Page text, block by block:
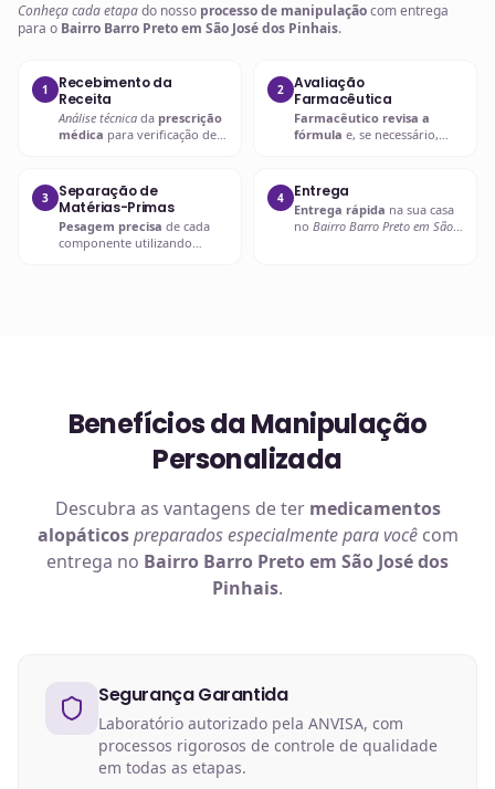
Conheça cada etapado nosso processo de manipulaçãocom entrega
para o Bairro Barro Preto em São José dos Pinhais.
1
Recebimento da
Receita
Análise técnica da prescrição
médica para verificação de
2
Avaliação
Farmacêutica
Farmacêutico revisa a
fórmula e, se necessário,
esclarecimentos.
3
Separação de
Matérias-Primas
Pesagem precisa de cada
componente utilizando
4 Entrega
Entrega rápida na sua casa
no Bairro Barro Preto em São
Benefícios da Manipulação
Personalizada
Descubra as vantagens de ter medicamentos
alopáticos preparados especialmente para vocêcom
entrega no Bairro Barro Preto em São José dos
Pinhais.
Segurança Garantida
Laboratório autorizado pela ANVISA, com
processos rigorosos de controle de qualidade
em todas as etapas.